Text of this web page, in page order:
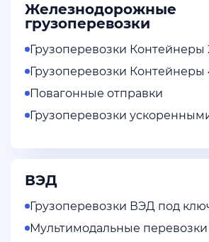
Железнодорожные
грузоперевозки
Грузоперевозки Контейнеры
Грузоперевозки Контейнеры
Повагонные отправки
Грузоперевозки
ВЭД
Грузоперевозки ВЭД под
Мультимодальные перевозки